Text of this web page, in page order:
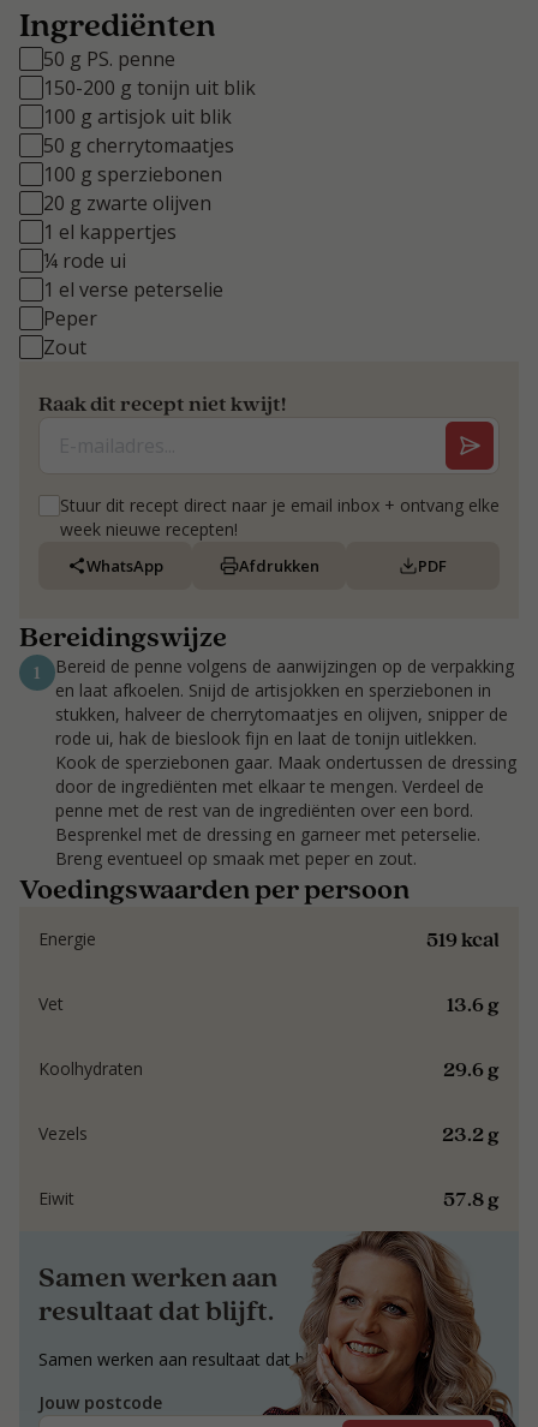
Ingrediënten
50 g PS. penne
150-200 g tonijn uit blik
100 g artisjok uit blik
50 g cherrytomaatjes
100 g sperziebonen
20 g zwarte olijven
1 el kappertjes
¼ rode ui
1 el verse peterselie
Peper
Zout
Raak dit recept niet kwijt!
Stuur dit recept direct naar je email inbox + ontvang elke
week nieuwe recepten!
WhatsApp Afdrukken PDF
Bereidingswijze
1
Bereid de penne volgens de aanwijzingen op de verpakking
en laat afkoelen. Snijd de artisjokken en sperziebonen in
stukken, halveer de cherrytomaatjes en olijven, snipper de
rode ui, hak de bieslook fijn en laat de tonijn uitlekken.
Kook de sperziebonen gaar. Maak ondertussen de dressing
door de ingrediënten met elkaar te mengen. Verdeel de
penne met de rest van de ingrediënten over een bord.
Besprenkel met de dressing en garneer met peterselie.
Breng eventueel op smaak met peper en zout.
Voedingswaarden per persoon
519 kcal
Energie
13.6 g
Vet
29.6 g
Koolhydraten
23.2 g
Vezels
57.8 g
Eiwit
Samen werken aan
resultaat dat blijft.
Samen werken aan resultaat dat blijft.
Jouw postcode